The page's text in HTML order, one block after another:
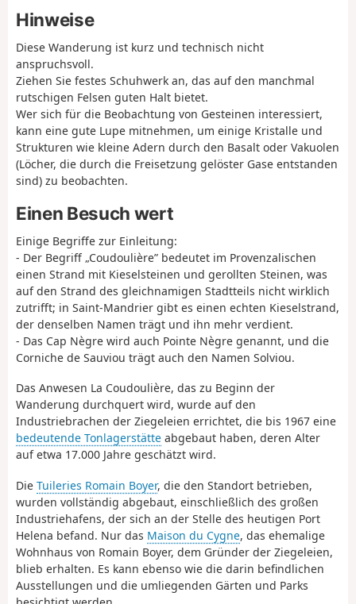
Hinweise
Diese Wanderung ist kurz und technisch nicht
anspruchsvoll.
Ziehen Sie festes Schuhwerk an, das auf den manchmal
rutschigen Felsen guten Halt bietet.
Wer sich für die Beobachtung von Gesteinen interessiert,
kann eine gute Lupe mitnehmen, um einige Kristalle und
Strukturen wie kleine Adern durch den Basalt oder Vakuolen
(Löcher, die durch die Freisetzung gelöster Gase entstanden
sind) zu beobachten.
Einen Besuch wert
Einige Begriffe zur Einleitung:
- Der Begriff „Coudoulière” bedeutet im Provenzalischen
einen Strand mit Kieselsteinen und gerollten Steinen, was
auf den Strand des gleichnamigen Stadtteils nicht wirklich
zutrifft; in Saint-Mandrier gibt es einen echten Kieselstrand,
der denselben Namen trägt und ihn mehr verdient.
- Das Cap Nègre wird auch Pointe Nègre genannt, und die
Corniche de Sauviou trägt auch den Namen Solviou.
Das Anwesen La Coudoulière, das zu Beginn der
Wanderung durchquert wird, wurde auf den
Industriebrachen der Ziegeleien errichtet, die bis 1967 eine
bedeutende Tonlagerstätte abgebaut haben, deren Alter
auf etwa 17.000 Jahre geschätzt wird.
Die Tuileries Romain Boyer, die den Standort betrieben,
wurden vollständig abgebaut, einschließlich des großen
Industriehafens, der sich an der Stelle des heutigen Port
Helena befand. Nur das Maison du Cygne, das ehemalige
Wohnhaus von Romain Boyer, dem Gründer der Ziegeleien,
blieb erhalten. Es kann ebenso wie die darin befindlichen
Ausstellungen und die umliegenden Gärten und Parks